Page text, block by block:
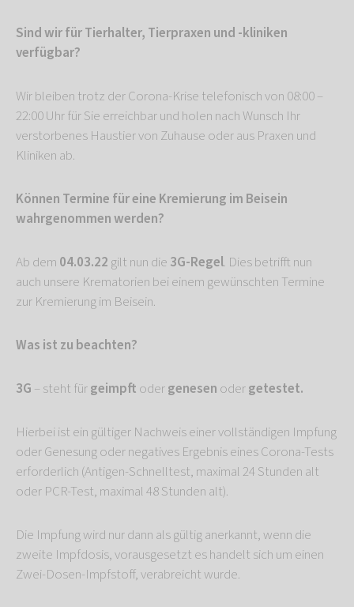
Sind wir für Tierhalter, Tierpraxen und -kliniken
verfügbar?
Wir bleiben trotz der Corona-Krise telefonisch von 08:00 –
22:00 Uhr für Sie erreichbar und holen nach Wunsch Ihr
verstorbenes Haustier von Zuhause oder aus Praxen und
Kliniken ab.
Können Termine für eine Kremierung im Beisein
wahrgenommen werden?
Ab dem 04.03.22 gilt nun die 3G-Regel. Dies betrifft nun
auch unsere Krematorien bei einem gewünschten Termine
zur Kremierung im Beisein.
Was ist zu beachten?
3G – steht fürgeimpft odergenesen odergetestet.
Hierbei ist ein gültiger Nachweis einer vollständigen Impfung
oder Genesung oder negatives Ergebnis eines Corona-Tests
erforderlich (Antigen-Schnelltest, maximal 24 Stunden alt
oder PCR-Test, maximal 48 Stunden alt).
Die Impfung wird nur dann als gültig anerkannt, wenn die
zweite Impfdosis, vorausgesetzt es handelt sich um einen
Zwei-Dosen-Impfstoff, verabreicht wurde.